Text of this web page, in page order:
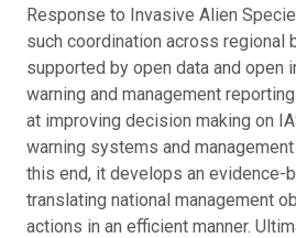
Response to Invasive Alien
such coordination across regional
supported by open data and open
warning and management
at improving decision making on
warning systems and
this end, it develops an evidence-
translating national management
actions in an efficient manner.